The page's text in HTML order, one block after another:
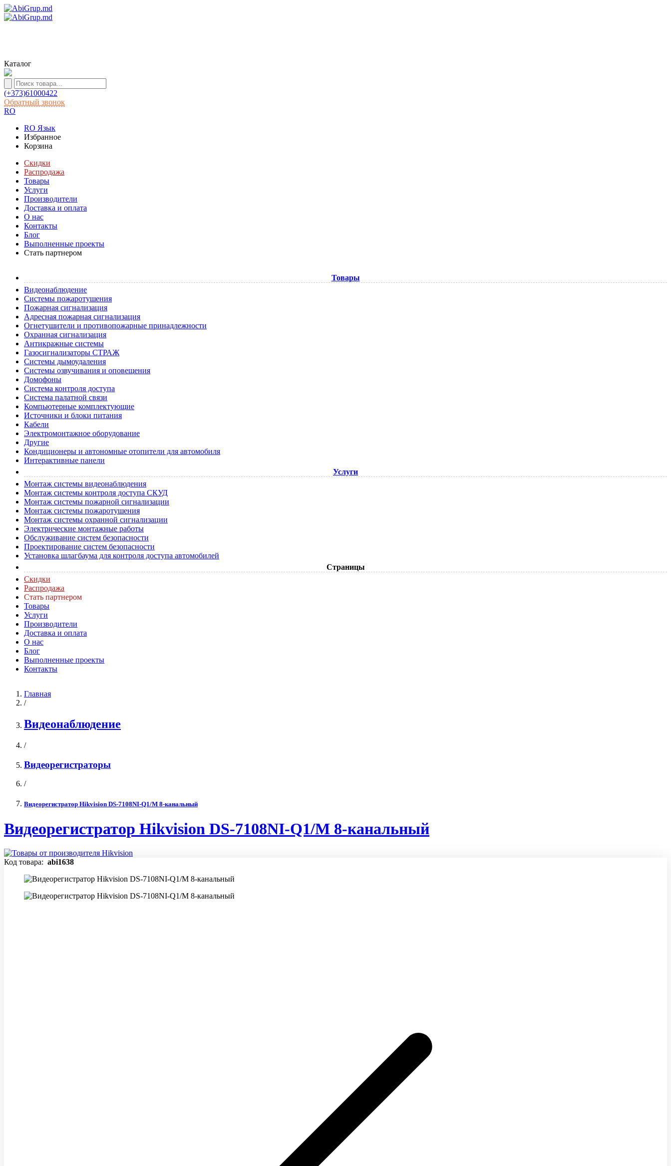
Каталог
(+373)61000422
Обратный звонок
RO
RO Язык
Избранное
Корзина
Скидки
Распродажа
Товары
Услуги
Производители
Доставка и оплата
О нас
Контакты
Блог
Выполненные проекты
Стать партнером
Товары
Видеонаблюдение
Системы пожаротушения
Пожарная сигнализация
Адресная пожарная сигнализация
Огнетушители и противопожарные принадлежности
Охранная сигнализация
Антикражные системы
Газосигнализаторы СТРАЖ
Системы дымоудаления
Системы озвучивания и оповещения
Домофоны
Система контроля доступа
Система палатной связи
Компьютерные комплектующие
Источники и блоки питания
Кабели
Электромонтажное оборудование
Другие
Кондиционеры и автономные отопители для автомобиля
Интерактивные панели
Услуги
Монтаж системы видеонаблюдения
Монтаж системы контроля доступа СКУД
Монтаж системы пожарной сигнализации
Монтаж системы пожаротушения
Монтаж системы охранной сигнализации
Электрические монтажные работы
Обслуживание систем безопасности
Проектирование систем безопасности
Установка шлагбаума для контроля доступа автомобилей
Страницы
Скидки
Распродажа
Стать партнером
Товары
Услуги
Производители
Доставка и оплата
О нас
Блог
Выполненные проекты
Контакты
Главная
/
Видеонаблюдение
/
Видеорегистраторы
/
Видеорегистратор Hikvision DS-7108NI-Q1/M 8-канальный
Видеорегистратор Hikvision DS-7108NI-Q1/M 8-канальный
Код товара: abi1638